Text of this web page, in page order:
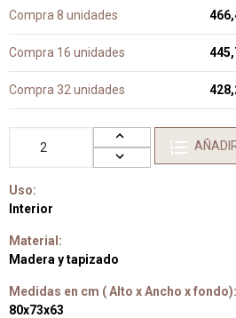
Compra 8 unidades
Compra 16 unidades
Compra 32 unidades
Uso:
Interior
Material:
Madera y tapizado
Medidas en cm ( Alto x Ancho x fondo):
80x73x63